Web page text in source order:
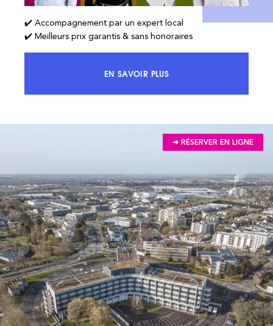
✔️ Accompagnement par un expert local
✔️ Meilleurs prix garantis & sans honoraires
EN SAVOIR PLUSACCÉDEZ À 100% DU MARCHÉ ET
➔ RÉSERVER EN LIGNE